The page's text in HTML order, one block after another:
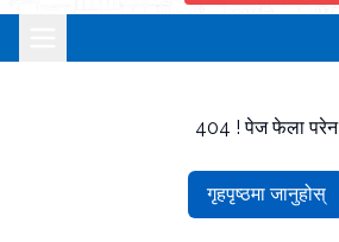
404 ! पेज फेला परेन
गृहपृष्ठमा जानुहोस्